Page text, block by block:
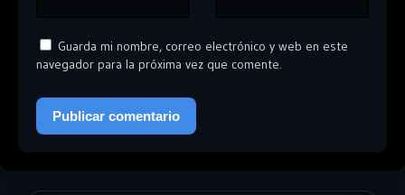
Guarda mi nombre, correo electrónico y web en este
navegador para la próxima vez que comente.